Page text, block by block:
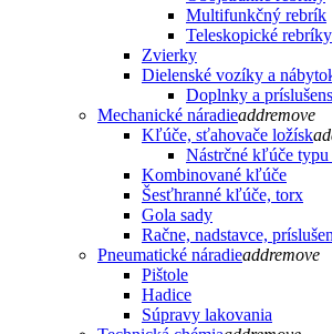
Multifunkčný rebrík
Teleskopické rebríky
Zvierky
Dielenské vozíky a
Doplnky a
Mechanické náradieaddremove
Kľúče, sťahovače ložísk
Nástrčné kľúče
Kombinované kľúče
Šesťhranné kľúče, torx
Gola sady
Račne, nadstavce,
Pneumatické náradieaddremove
Pištole
Hadice
Súpravy lakovania